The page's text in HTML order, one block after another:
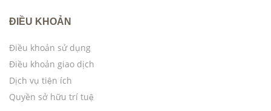
ĐIỀU KHOẢN
Điều khoản sử dụng
Điều khoản giao dịch
Dịch vụ tiện ích
Quyền sở hữu trí tuệ